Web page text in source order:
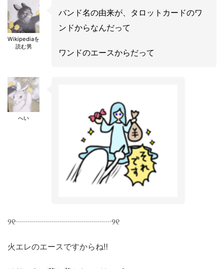
Wikipediaを
読む男
バンド名の由来が、タロットカードのワ
ンドからなんだって
ワンドのエースからだって
へい
୨୧┈┈┈┈┈┈┈┈┈┈┈┈୨୧
火エレのエースですからね‼︎